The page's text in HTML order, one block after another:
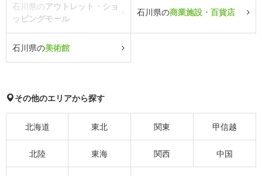
石川県のアウトレット・ショ
ッピングモール
石川県の商業施設・百貨店
石川県の美術館
その他のエリアから探す
北海道 東北 関東 甲信越
北陸 東海 関西 中国